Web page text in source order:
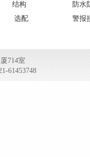
结构
防水
选配
警报
714室
61453748